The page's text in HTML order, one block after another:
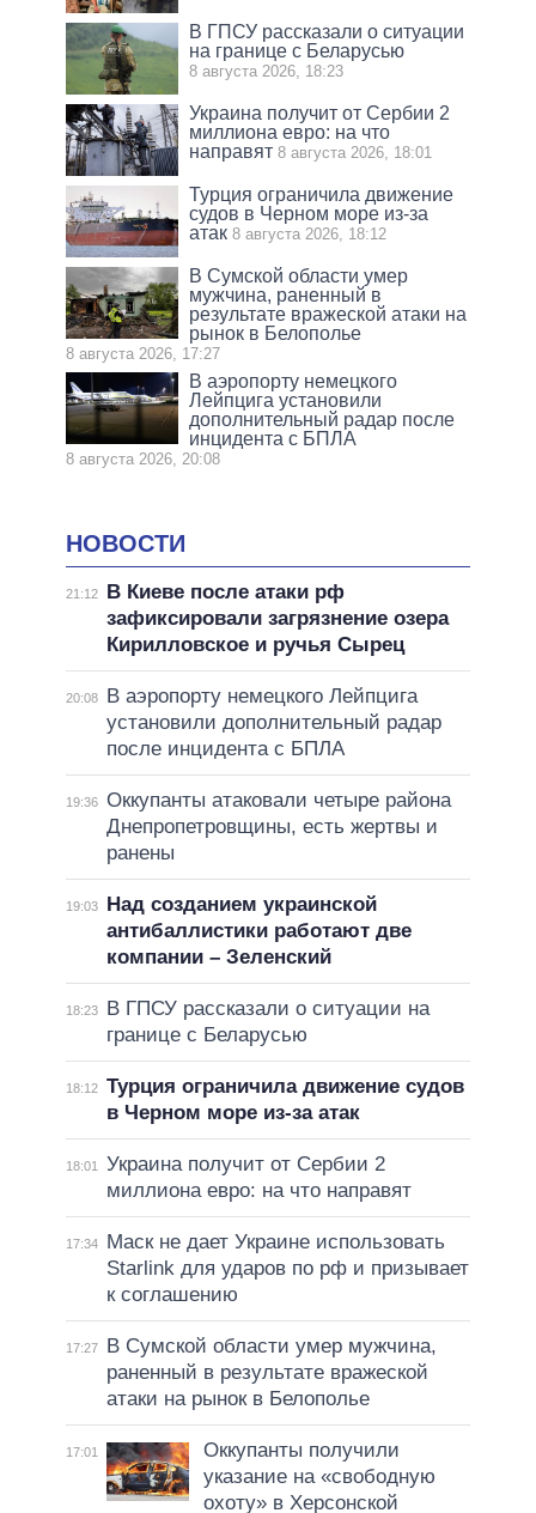
В ГПСУ рассказали о ситуации
на границе с Беларусью
8 августа 2026, 18:23
Украина получит от Сербии 2
миллиона евро: на что
направят 8 августа 2026, 18:01
Турция ограничила движение
судов в Черном море из-за
атак 8 августа 2026, 18:12
В Сумской области умер
мужчина, раненный в
результате вражеской атаки на
рынок в Белополье
8 августа 2026, 17:27
В аэропорту немецкого
Лейпцига установили
дополнительный радар после
инцидента с БПЛА
8 августа 2026, 20:08
НОВОСТИ
21:12
В Киеве после атаки рф
зафиксировали загрязнение озера
Кирилловское и ручья Сырец
20:08
В аэропорту немецкого Лейпцига
установили дополнительный радар
после инцидента с БПЛА
19:36 Оккупанты атаковали четыре района
Днепропетровщины, есть жертвы и
ранены
19:03
Над созданием украинской
антибаллистики работают две
компании – Зеленский
18:23
В ГПСУ рассказали о ситуации на
границе с Беларусью
18:12 Турция ограничила движение судов
в Черном море из-за атак
18:01
Украина получит от Сербии 2
миллиона евро: на что направят
17:34
Маск не дает Украине использовать
Starlink для ударов по рф и призывает
к соглашению
17:27
В Сумской области умер мужчина,
раненный в результате вражеской
атаки на рынок в Белополье
17:01
Оккупанты получили
указание на «свободную
охоту» в Херсонской